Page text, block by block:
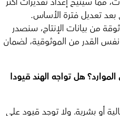
بعد تعديل فترة الأساس.
من بيانات الإنتاج، سنصدر
القدر من الموثوقية، لضمان
هل تواجه الهند قيودا
أو بشرية. ولا توجد قيود على